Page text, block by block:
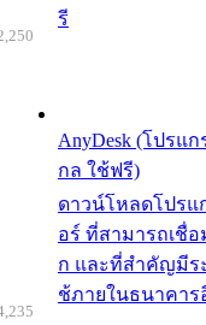
รี
AnyDesk (โปรแ
กล ใช้ฟรี)
ดาวน์โหลดโปรแ
อร์ ที่สามารถเชื่
ก และที่สำคัญมีร
ช้ภายในธนาคาร